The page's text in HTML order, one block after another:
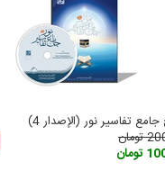
جامع تفاسير نور (الإصدار 4)